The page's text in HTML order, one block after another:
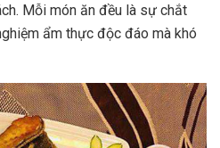
Mỗi món ăn đều là sự chắt
ẩm thực độc đáo mà khó